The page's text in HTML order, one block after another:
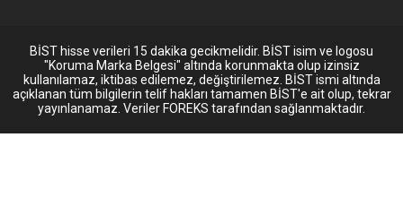
BİST hisse verileri 15 dakika gecikmelidir. BİST isim ve logosu
"Koruma Marka Belgesi" altında korunmakta olup izinsiz
kullanılamaz, iktibas edilemez, değiştirilemez. BİST ismi altında
açıklanan tüm bilgilerin telif hakları tamamen BİST'e ait olup, tekrar
yayınlanamaz. Veriler FOREKS tarafından sağlanmaktadır.